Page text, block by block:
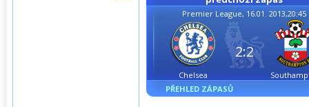
Premier League, 16.01. 2013,20:45
Chelsea
2:2
PŘEHLED ZÁPASŮ